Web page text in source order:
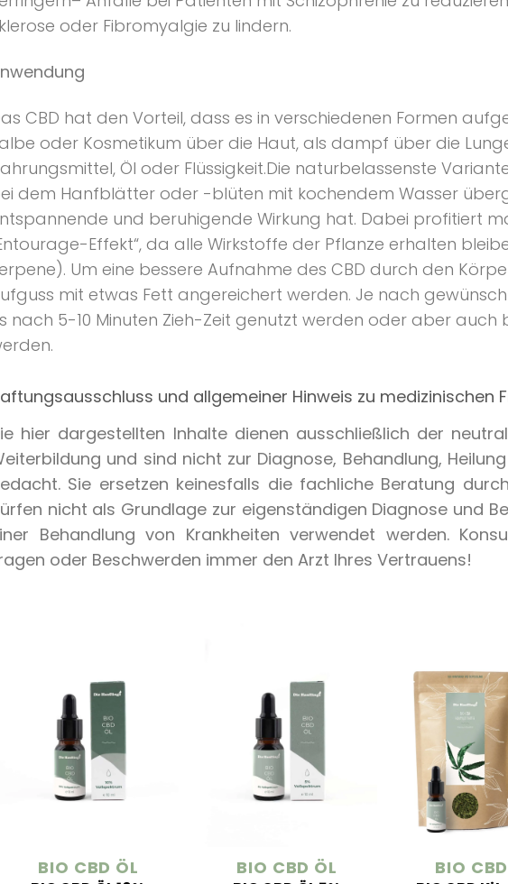
oder Fibromyalgie zu lindern.
CBD hat den Vorteil, dass es in verschiedenen Formen
oder Kosmetikum über die Haut, als dampf über die
Öl oder Flüssigkeit.Die naturbelassenste
dem Hanfblätter oder -blüten mit kochendem Wasser
und beruhigende Wirkung hat. Dabei profitiert
Effekt“, da alle Wirkstoffe der Pflanze erhalten
Um eine bessere Aufnahme des CBD durch den
mit etwas Fett angereichert werden. Je nach
nach 5-10 Minuten Zieh-Zeit genutzt werden oder aber auch
und allgemeiner Hinweis zu medizinischen
hier dargestellten Inhalte dienen ausschließlich der
und sind nicht zur Diagnose, Behandlung,
Sie ersetzen keinesfalls die fachliche Beratung
nicht als Grundlage zur eigenständigen Diagnose und
Behandlung von Krankheiten verwendet werden.
oder Beschwerden immer den Arzt Ihres Vertrauens!
BIO CBD ÖL BIO CBD ÖL BIO